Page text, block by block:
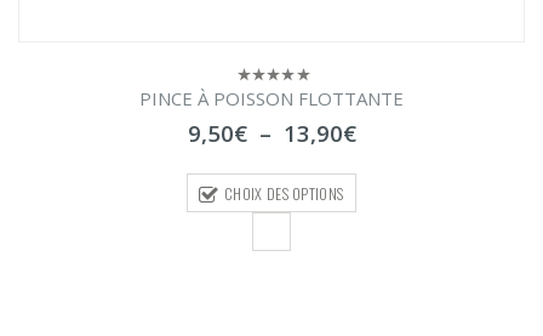
0
5
PINCE À POISSON FLOTTANTE
9,50€ – 13,90€Plage
prix :
à
CHOIX DES OPTIONS